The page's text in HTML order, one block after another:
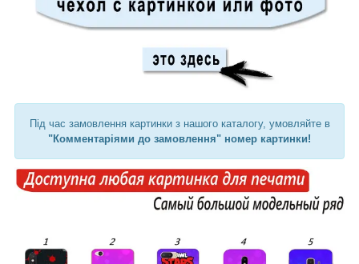
Під час замовлення картинки з нашого каталогу, умовляйте в
"Комментаріями до замовлення" номер картинки!